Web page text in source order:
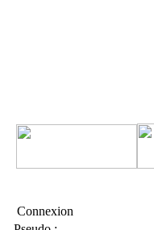
Connexion